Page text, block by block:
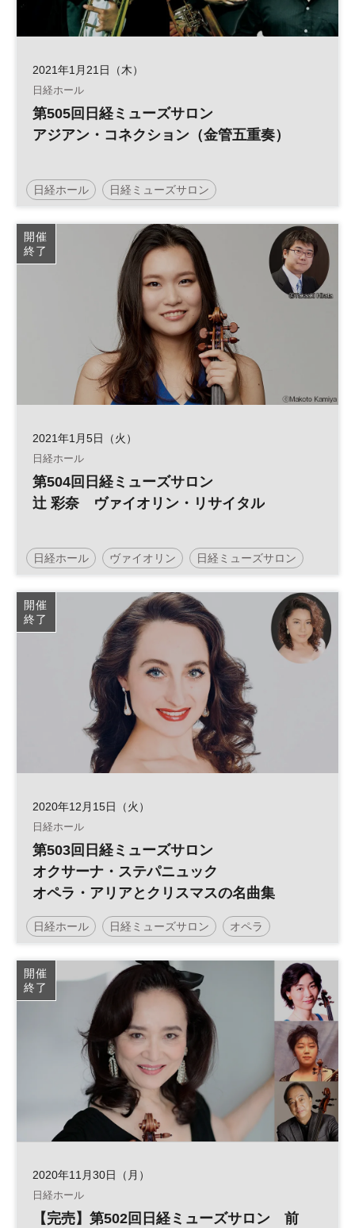
2021年1月21日（木）
日経ホール
第505回日経ミューズサロン
アジアン・コネクション（金管五重奏）
日経ホール 日経ミューズサロン
開催
終了
2021年1月5日（火）
日経ホール
第504回日経ミューズサロン
辻 彩奈 ヴァイオリン・リサイタル
日経ホール ヴァイオリン 日経ミューズサロン
リサイタル
開催
終了
2020年12月15日（火）
日経ホール
第503回日経ミューズサロン
オクサーナ・ステパニュック
オペラ・アリアとクリスマスの名曲集
日経ホール 日経ミューズサロン オペラ
クリスマス
開催
終了
2020年11月30日（月）
日経ホール
【完売】第502回日経ミューズサロン 前